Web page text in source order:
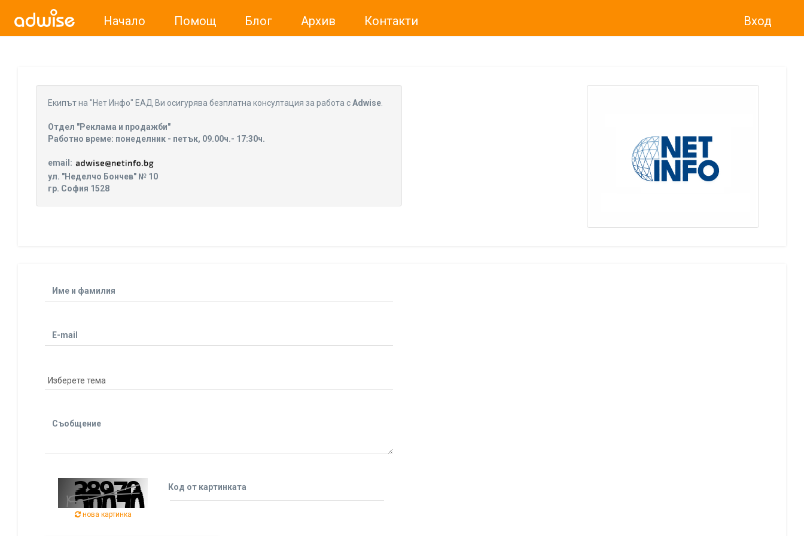
Начало Помощ Блог Архив Контакти Вход
Уважаеми рекламодатели, с настоящото съобщение бихме искали да Ви уведомим, че „Нет Инфо“ ЕАД ( прекратява услугата Adwiseсчитано от01.01.2026 г
За повече информация, натиснете
Eкипът на "Нет Инфо" ЕАД Ви осигурява безплатна консултация за работа сAdwise.
Отдел "Реклама и продажби"
Работно време: понеделник - петък, 09.00ч.- 17:30ч.
email:
ул. "Неделчо Бончев" № 10
гр. София 1528
Име и фамилия
E-mail
Съобщение
нова картинка
Код от картинката